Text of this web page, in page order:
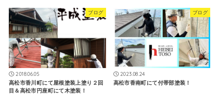
ブログ
2018.06.05
高松市香川町にて屋根塗装上塗り２回
目＆高松市円座町にて木塗装！
ブログ
2023.08.24
高松市香南町にて付帯部塗装！